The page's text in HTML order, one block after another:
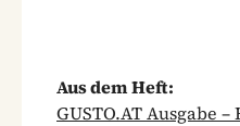
Aus dem Heft:
GUSTO.AT Ausgabe –